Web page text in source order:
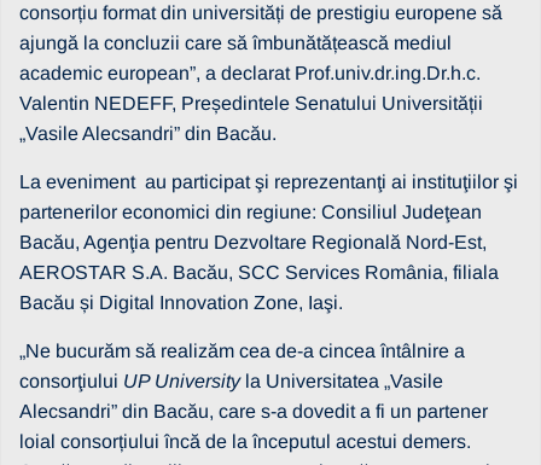
consorțiu format din universități de prestigiu europene să
ajungă la concluzii care să îmbunătățească mediul
academic european”, a declarat Prof.univ.dr.ing.Dr.h.c.
Valentin NEDEFF, Președintele Senatului Universității
„Vasile Alecsandri” din Bacău.
La eveniment au participat şi reprezentanţi ai instituţiilor şi
partenerilor economici din regiune: Consiliul Judeţean
Bacău, Agenţia pentru Dezvoltare Regională Nord-Est,
AEROSTAR S.A. Bacău, SCC Services România, filiala
Bacău și Digital Innovation Zone, Iaşi.
„Ne bucurăm să realizăm cea de-a cincea întâlnire a
consorţiului UP University la Universitatea „Vasile
Alecsandri” din Bacău, care s-a dovedit a fi un partener
loial consorțiului încă de la începutul acestui demers.